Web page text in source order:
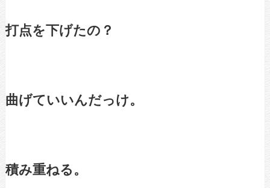
打点を下げたの？
曲げていいんだっけ。
積み重ねる。